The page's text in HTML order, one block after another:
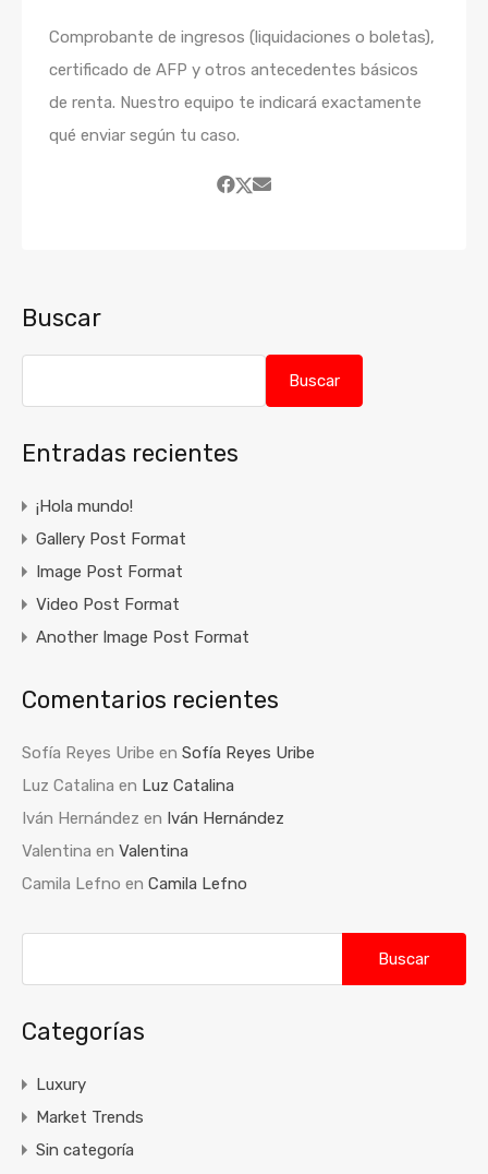
Comprobante de ingresos (liquidaciones o boletas),
certificado de AFP y otros antecedentes básicos
de renta. Nuestro equipo te indicará exactamente
qué enviar según tu caso.
Buscar
Buscar
Entradas recientes
¡Hola mundo!
Gallery Post Format
Image Post Format
Video Post Format
Another Image Post Format
Comentarios recientes
Sofía Reyes Uribe en Sofía Reyes Uribe
Luz Catalina en Luz Catalina
Iván Hernández en Iván Hernández
Valentina en Valentina
Camila Lefno en Camila Lefno
Categorías
Luxury
Market Trends
Sin categoría